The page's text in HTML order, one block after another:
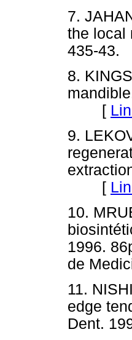
7.
the local
435-
8.
[
9.
[
10.
1996.
de
11.
edge
Dent.